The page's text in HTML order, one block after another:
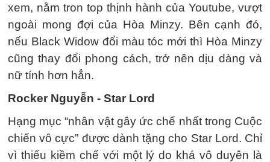
xem, nằm tron top thịnh hành của Youtube, vượt
ngoài mong đợi của Hòa Minzy. Bên cạnh đó,
nếu Black Widow đổi màu tóc mới thì Hòa Minzy
cũng thay đổi phong cách, trở nên dịu dàng và
nữ tính hơn hẳn.
Rocker Nguyễn - Star Lord
Hạng mục “nhân vật gây ức chế nhất trong Cuộc
chiến vô cực” được dành tặng cho Star Lord. Chỉ
vì thiếu kiềm chế với một lý do khá vô duyên là